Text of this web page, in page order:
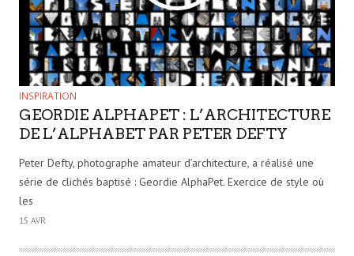
INSPIRATION
GEORDIE ALPHAPET : L’ARCHITECTURE
DE L’ALPHABET PAR PETER DEFTY
Peter Defty, photographe amateur d’architecture, a réalisé une
série de clichés baptisé : Geordie AlphaPet. Exercice de style où
les
15 AVR